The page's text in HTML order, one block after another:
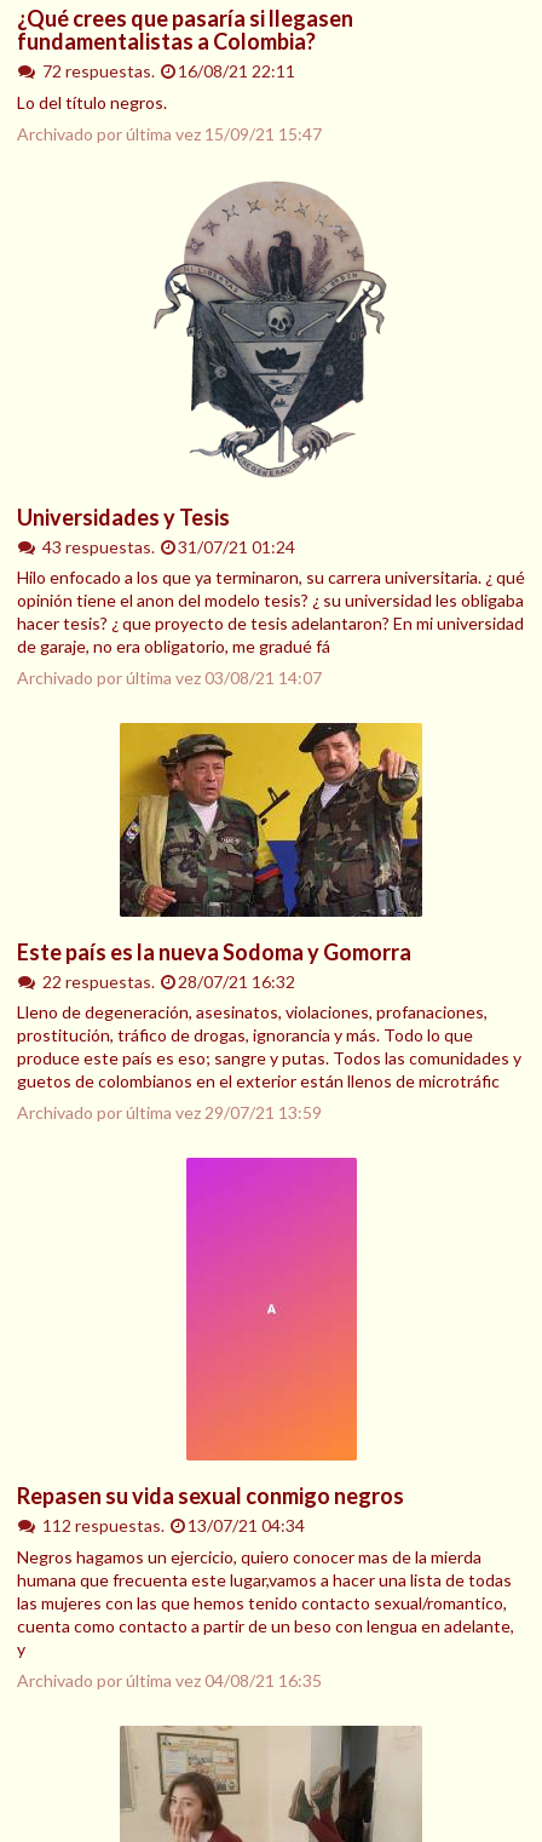
¿Qué crees que pasaría si llegasen
fundamentalistas a Colombia?
72 respuestas.
16/08/21 22:11
Lo del título negros.
Archivado por última vez 15/09/21 15:47
Universidades y Tesis
43 respuestas.
31/07/21 01:24
Hilo enfocado a los que ya terminaron, su carrera universitaria. ¿ qué
opinión tiene el anon del modelo tesis? ¿ su universidad les obligaba
hacer tesis? ¿ que proyecto de tesis adelantaron? En mi universidad
de garaje, no era obligatorio, me gradué fá
Archivado por última vez03/08/21 14:07
Este país es la nueva Sodoma y Gomorra
22 respuestas.
28/07/21 16:32
Lleno de degeneración, asesinatos, violaciones, profanaciones,
prostitución, tráfico de drogas, ignorancia y más. Todo lo que
produce este país es eso; sangre y putas. Todos las comunidades y
guetos de colombianos en el exterior están llenos de microtráfic
Archivado por última vez 29/07/21 13:59
Repasen su vida sexual conmigo negros
112 respuestas.
13/07/21 04:34
Negros hagamos un ejercicio, quiero conocer mas de la mierda
humana que frecuenta este lugar,vamos a hacer una lista de todas
las mujeres con las que hemos tenido contacto sexual/romantico,
cuenta como contacto a partir de un beso con lengua en adelante,
y
Archivado por última vez04/08/21 16:35